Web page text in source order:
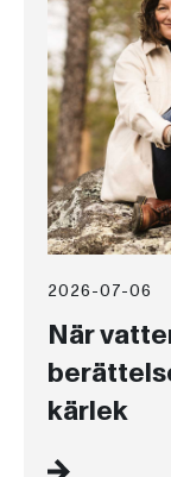
2026-07-06
När
kärlek